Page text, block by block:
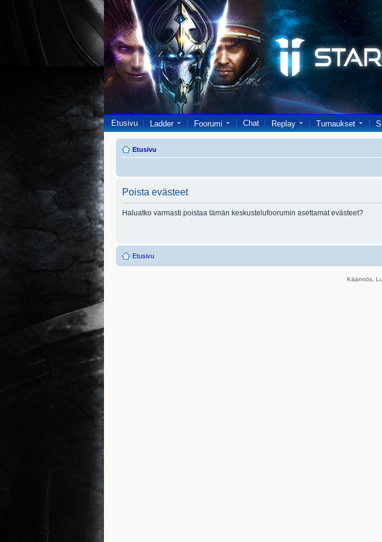
Etusivu Ladder Foorumi Chat Replay Turnaukset
Etusivu
Poista evästeet
Haluatko varmasti poistaa tämän keskustelufoorumin asettamat evästeet?
Etusivu
Käännös,